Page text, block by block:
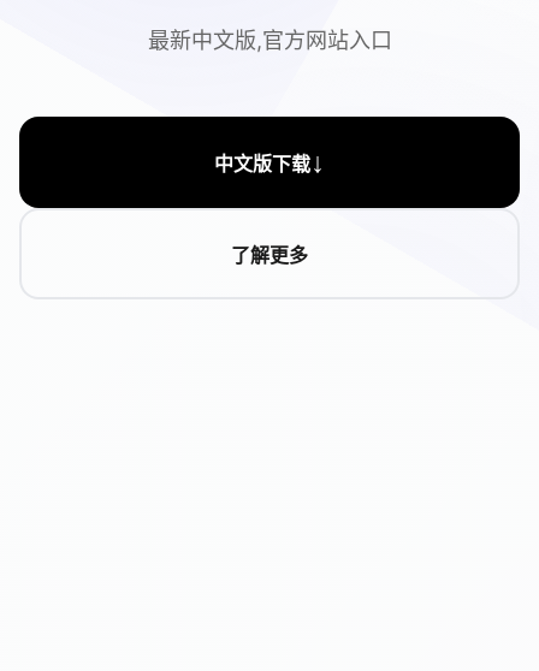
最新中文版,官方网站入口
中文版下载↓
了解更多